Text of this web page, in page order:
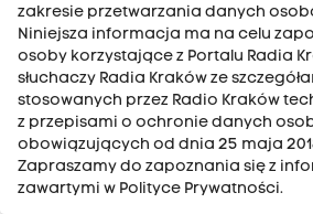
DODAJ KOMENTARZ
zakresie przetwarzania danych
Niniejsza informacja ma na celu
osoby korzystające z Portalu Radia
słuchaczy Radia Kraków ze
stosowanych przez Radio Kraków
z przepisami o ochronie danych
obowiązujących od dnia 25 maja
Zapraszamy do zapoznania się z
zawartymi w Polityce Prywatności.